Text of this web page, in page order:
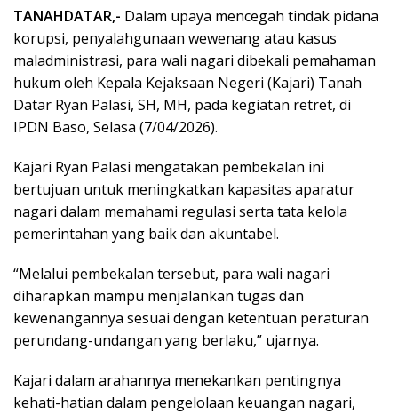
TANAHDATAR,- Dalam upaya mencegah tindak pidana
korupsi, penyalahgunaan wewenang atau kasus
maladministrasi, para wali nagari dibekali pemahaman
hukum oleh Kepala Kejaksaan Negeri (Kajari) Tanah
Datar Ryan Palasi, SH, MH, pada kegiatan retret, di
IPDN Baso, Selasa (7/04/2026).
Kajari Ryan Palasi mengatakan pembekalan ini
bertujuan untuk meningkatkan kapasitas aparatur
nagari dalam memahami regulasi serta tata kelola
pemerintahan yang baik dan akuntabel.
“Melalui pembekalan tersebut, para wali nagari
diharapkan mampu menjalankan tugas dan
kewenangannya sesuai dengan ketentuan peraturan
perundang-undangan yang berlaku,” ujarnya.
Kajari dalam arahannya menekankan pentingnya
kehati-hatian dalam pengelolaan keuangan nagari,